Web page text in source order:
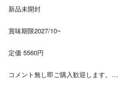
新品未開封
賞味期限2027/10~
定価 5560円
コメント無し即ご購入歓迎します。
(他にコメントがあっても気にせずご